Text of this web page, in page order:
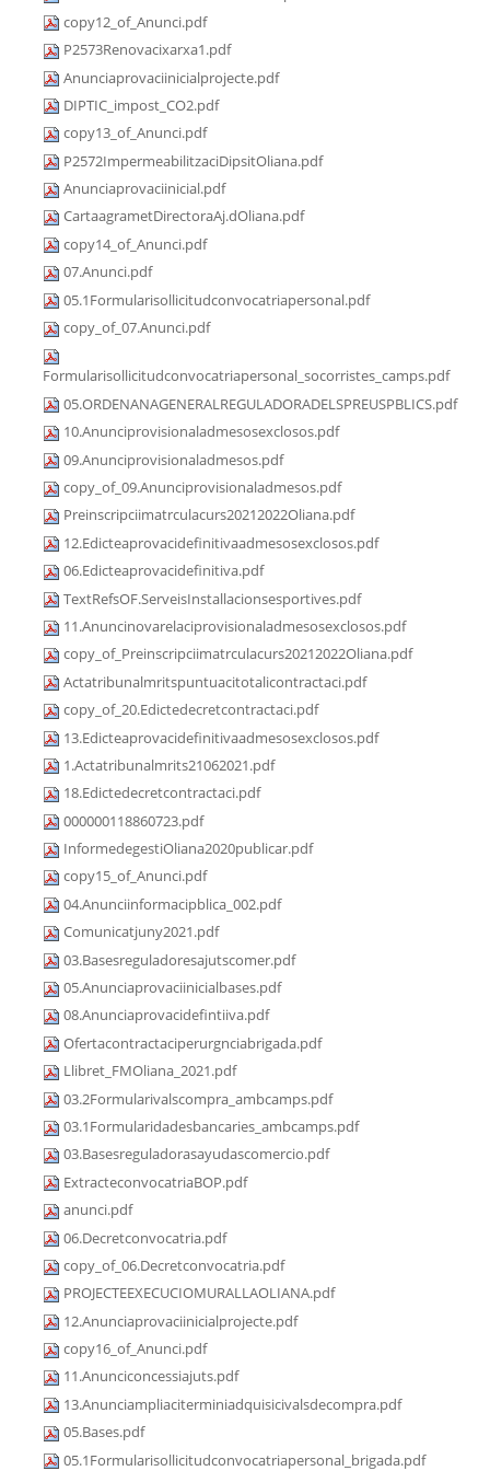
copy12_of_Anunci.pdf
P2573Renovacixarxa1.pdf
Anunciaprovaciinicialprojecte.pdf
DIPTIC_impost_CO2.pdf
copy13_of_Anunci.pdf
P2572ImpermeabilitzaciDipsitOliana.pdf
Anunciaprovaciinicial.pdf
CartaagrametDirectoraAj.dOliana.pdf
copy14_of_Anunci.pdf
07.Anunci.pdf
05.1Formularisollicitudconvocatriapersonal.pdf
copy_of_07.Anunci.pdf
Formularisollicitudconvocatriapersonal_socorristes_camps.pdf
05.ORDENANAGENERALREGULADORADELSPREUSPBLICS.pdf
10.Anunciprovisionaladmesosexclosos.pdf
09.Anunciprovisionaladmesos.pdf
copy_of_09.Anunciprovisionaladmesos.pdf
Preinscripciimatrculacurs20212022Oliana.pdf
12.Edicteaprovacidefinitivaadmesosexclosos.pdf
06.Edicteaprovacidefinitiva.pdf
TextRefsOF.ServeisInstallacionsesportives.pdf
11.Anuncinovarelaciprovisionaladmesosexclosos.pdf
copy_of_Preinscripciimatrculacurs20212022Oliana.pdf
Actatribunalmritspuntuacitotalicontractaci.pdf
copy_of_20.Edictedecretcontractaci.pdf
13.Edicteaprovacidefinitivaadmesosexclosos.pdf
1.Actatribunalmrits21062021.pdf
18.Edictedecretcontractaci.pdf
000000118860723.pdf
InformedegestiOliana2020publicar.pdf
copy15_of_Anunci.pdf
04.Anunciinformacipblica_002.pdf
Comunicatjuny2021.pdf
03.Basesreguladoresajutscomer.pdf
05.Anunciaprovaciinicialbases.pdf
08.Anunciaprovacidefintiiva.pdf
Ofertacontractaciperurgnciabrigada.pdf
Llibret_FMOliana_2021.pdf
03.2Formularivalscompra_ambcamps.pdf
03.1Formularidadesbancaries_ambcamps.pdf
03.Basesreguladorasayudascomercio.pdf
ExtracteconvocatriaBOP.pdf
anunci.pdf
06.Decretconvocatria.pdf
copy_of_06.Decretconvocatria.pdf
PROJECTEEXECUCIOMURALLAOLIANA.pdf
12.Anunciaprovaciinicialprojecte.pdf
copy16_of_Anunci.pdf
11.Anunciconcessiajuts.pdf
13.Anunciampliaciterminiadquisicivalsdecompra.pdf
05.Bases.pdf
05.1Formularisollicitudconvocatriapersonal_brigada.pdf